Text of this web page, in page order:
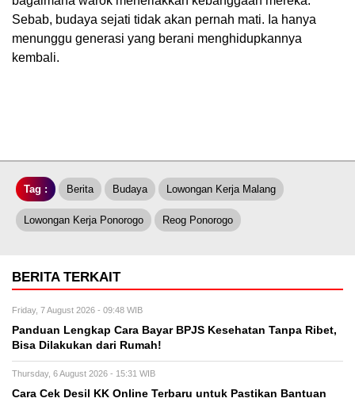
Sebab, budaya sejati tidak akan pernah mati. Ia hanya
menunggu generasi yang berani menghidupkannya
kembali.
Tag : Berita Budaya Lowongan Kerja Malang
Lowongan Kerja Ponorogo Reog Ponorogo
BERITA TERKAIT
Friday, 7 August 2026 - 09:48 WIB
Panduan Lengkap Cara Bayar BPJS Kesehatan Tanpa Ribet,
Bisa Dilakukan dari Rumah!
Thursday, 6 August 2026 - 15:31 WIB
Cara Cek Desil KK Online Terbaru untuk Pastikan Bantuan